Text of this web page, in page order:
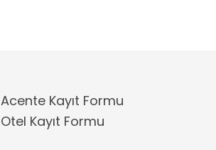
Acente Kayıt Formu
Otel Kayıt Formu